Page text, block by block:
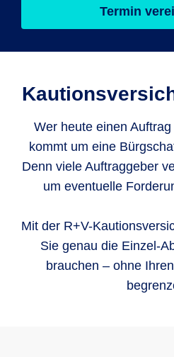
Termin
Wer heute einen
kommt um eine
Denn viele Auftraggeber
um eventuelle
Mit der R+V-
Sie genau die Einzel-
brauchen – ohne